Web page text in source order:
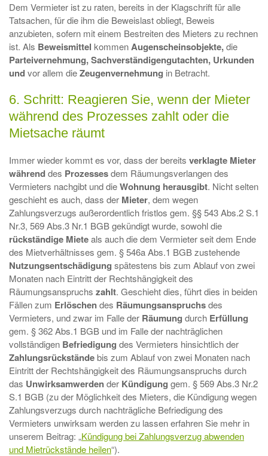
Dem Vermieter ist zu raten, bereits in der Klagschrift für alle
Tatsachen, für die ihm die Beweislast obliegt, Beweis
anzubieten, sofern mit einem Bestreiten des Mieters zu rechnen
ist. Als Beweismittel kommenAugenscheinsobjekte,die
Parteivernehmung, Sachverständigengutachten, Urkunden
undvor allem dieZeugenvernehmung in Betracht.
6. Schritt: Reagieren Sie, wenn der Mieter
während des Prozesses zahlt oder die
Mietsache räumt
Immer wieder kommt es vor, dass der bereits verklagte Mieter
währenddes Prozessesdem Räumungsverlangen des
Vermieters nachgibt und dieWohnung herausgibt. Nicht selten
geschieht es auch, dass der Mieter, dem wegen
Zahlungsverzugs außerordentlich fristlos gem. §§ 543 Abs.2 S.1
Nr.3, 569 Abs.3 Nr.1 BGB gekündigt wurde, sowohl die
rückständige Mieteals auch die dem Vermieter seit dem Ende
des Mietverhältnisses gem. § 546a Abs.1 BGB zustehende
Nutzungsentschädigung spätestens bis zum Ablauf von zwei
Monaten nach Eintritt der Rechtshängigkeit des
Räumungsanspruchs zahlt. Geschieht dies, führt dies in beiden
Fällen zum Erlöschendes Räumungsanspruchsdes
Vermieters, und zwar im Falle der Räumung durch Erfüllung
gem. § 362 Abs.1 BGB und im Falle der nachträglichen
vollständigen Befriedigung des Vermieters hinsichtlich der
Zahlungsrückständebis zum Ablauf von zwei Monaten nach
Eintritt der Rechtshängigkeit des Räumungsanspruchs durch
das Unwirksamwerdender Kündigung gem. § 569 Abs.3 Nr.2
S.1 BGB (zu der Möglichkeit des Mieters, die Kündigung wegen
Zahlungsverzugs durch nachträgliche Befriedigung des
Vermieters unwirksam werden zu lassen erfahren Sie mehr in
unserem Beitrag: „Kündigung bei Zahlungsverzug abwenden
und Mietrückstände heilen“).